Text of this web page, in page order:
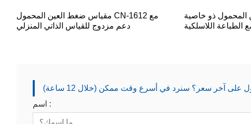
مقياس ضغط العين المحمول CN-1612 مع
دعم مزدوج للقياس الذاتي المنزلي
ذو خاصية
على آخر سعر؟ سنرد في أسرع وقت ممكن (خلال 12 ساعة)
اسم :